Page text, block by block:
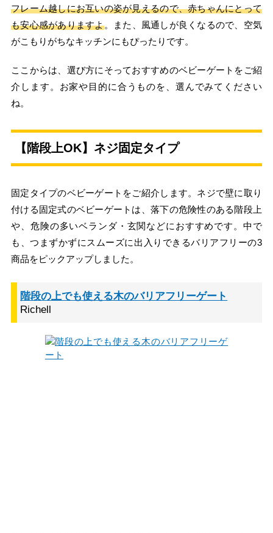
フレーム越しにお互いの姿が見えるので、赤ちゃんにとって
も安心感がありますよ。また、風通しが良くなるので、空気
がこもりがちなキッチンにもぴったりです。
ここからは、選び方にそっておすすめのベビーゲートをご紹
介します。お家や目的に合うものを、選んでみてください
ね。
【階段上OK】ネジ固定タイプ
固定タイプのベビーゲートをご紹介します。ネジで壁に取り
付ける固定式のベビーゲートは、落下の危険性のある階段上
や、危険の多いベランダ・玄関などにおすすめです。中で
も、つまずかずにスムーズに出入りできるバリアフリーの3
商品をピックアップしました。
階段の上でも使える木のバリアフリーゲート
Richell